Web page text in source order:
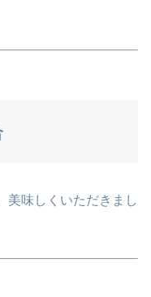
美味しくいただきまし